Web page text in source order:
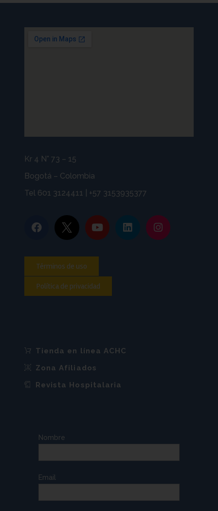
Kr 4 N° 73 – 15
Bogotá – Colombia
Tel 601 3124411 | +57 3153935377
Términos de uso
Política de privacidad
Tienda en línea ACHC
Zona Afiliados
Revista Hospitalaria
Nombre
Email